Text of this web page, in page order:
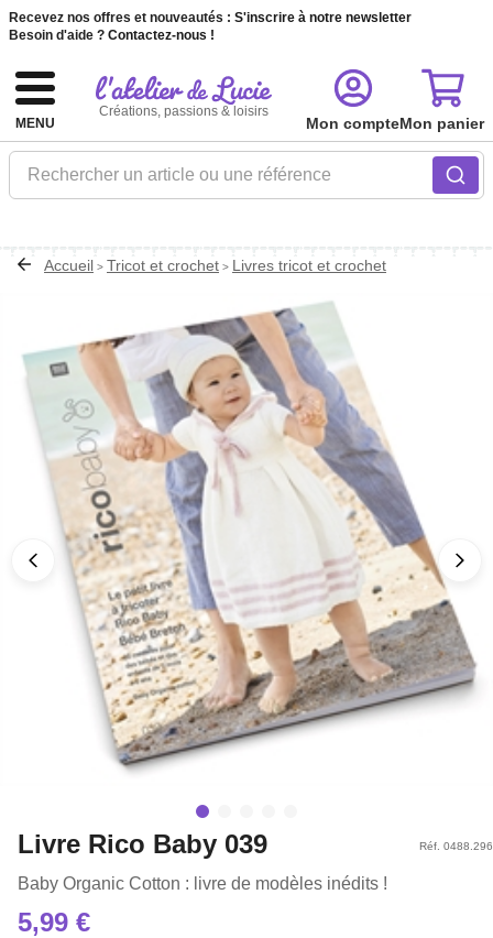
Recevez nos offres et nouveautés : S'inscrire à notre newsletter
Besoin d'aide ? Contactez-nous !
MENU
Créations, passions & loisirs
Rechercher un article ou une référence
Mon compteMon panier
Accueil > Tricot et crochet > Livres tricot et crochet
Livre Rico Baby 039
Baby Organic Cotton : livre de modèles inédits !
Réf. 0488.296
5,99 €